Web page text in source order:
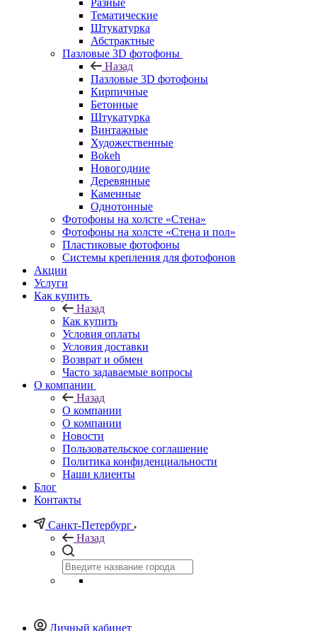
Тематические
Штукатурка
Абстрактные
Пазловые 3D фотофоны
Назад
Пазловые 3D фотофоны
Кирпичные
Бетонные
Штукатурка
Винтажные
Художественные
Bokeh
Новогодние
Деревянные
Каменные
Однотонные
Фотофоны на холсте «Стена»
Фотофоны на холсте «Стена и пол»
Пластиковые фотофоны
Системы крепления для фотофонов
Акции
Услуги
Как купить
Назад
Как купить
Условия оплаты
Условия доставки
Возврат и обмен
Часто задаваемые вопросы
О компании
Назад
О компании
О компании
Новости
Пользовательское соглашение
Политика конфиденциальности
Наши клиенты
Блог
Контакты
Санкт-Петербург
Назад
Личный кабинет